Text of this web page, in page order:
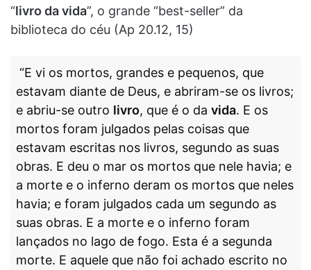
“livro da vida”, o grande “best-seller” da
biblioteca do céu (Ap 20.12, 15)
“E vi os mortos, grandes e pequenos, que
estavam diante de Deus, e abriram-se os livros;
e abriu-se outro livro, que é o da vida. E os
mortos foram julgados pelas coisas que
estavam escritas nos livros, segundo as suas
obras. E deu o mar os mortos que nele havia; e
a morte e o inferno deram os mortos que neles
havia; e foram julgados cada um segundo as
suas obras. E a morte e o inferno foram
lançados no lago de fogo. Esta é a segunda
morte. E aquele que não foi achado escrito no